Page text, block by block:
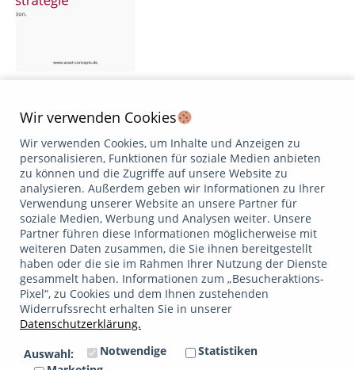
Vermögensaufbau schließt sich oftmals die Frage an, wie
soll ich nun „Entsparen“? Auch hier stehen Risiko und
Rendite bei der Entscheidungsfindung im Fokus: Wie und
was soll entspart werden und insbesondere auch, wie soll
das (verbleibende) Vermögen angelegt werden? Das
klassische Beispiel ist der Ruheständler, für den sich die…
Weiterlesen
Datenschutzerklärung/Impressum
Google bewertet
5.0
Wir verwenden Cookies
Wir verwenden Cookies, um Inhalte und Anzeigen zu
personalisieren, Funktionen für soziale Medien anbieten
zu können und die Zugriffe auf unsere Website zu
analysieren. Außerdem geben wir Informationen zu Ihrer
Verwendung unserer Website an unsere Partner für
soziale Medien, Werbung und Analysen weiter. Unsere
Partner führen diese Informationen möglicherweise mit
weiteren Daten zusammen, die Sie ihnen bereitgestellt
haben oder die sie im Rahmen Ihrer Nutzung der Dienste
gesammelt haben. Informationen zum „Besucheraktions-
Pixel“, zu Cookies und dem Ihnen zustehenden
Widerrufssrecht erhalten Sie in unserer
Datenschutzerklärung.
Auswahl:
Notwendige
Statistiken